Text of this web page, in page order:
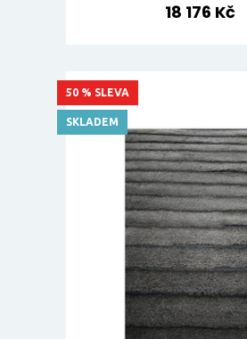
18 176 Kč
50 % SLEVA
SKLADEM